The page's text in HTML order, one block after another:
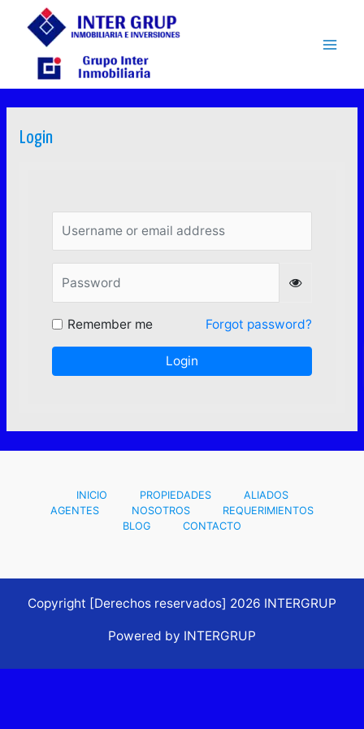
contenido
Login
Remember me Forgot password?
Login
INICIO PROPIEDADES
ALIADOS
AGENTES
NOSOTROS
REQUERIMIENTOS
BLOG
CONTACTO
Copyright [Derechos reservados] 2026 INTERGRUP
Powered by INTERGRUP